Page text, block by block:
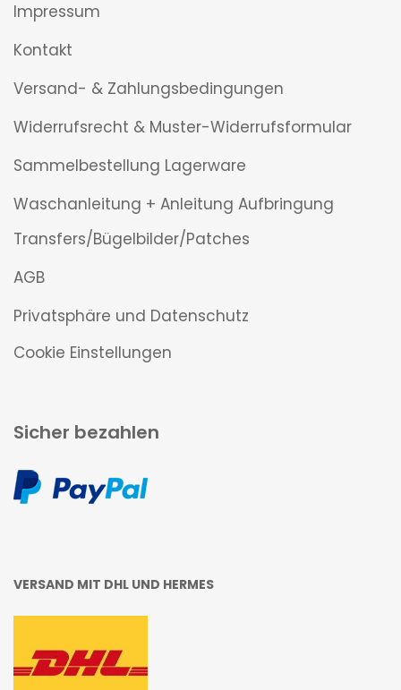
Impressum
Kontakt
Versand- & Zahlungsbedingungen
Widerrufsrecht & Muster-Widerrufsformular
Sammelbestellung Lagerware
Waschanleitung + Anleitung Aufbringung
Transfers/Bügelbilder/Patches
AGB
Privatsphäre und Datenschutz
Cookie Einstellungen
Sicher bezahlen
VERSAND MIT DHL UND HERMES